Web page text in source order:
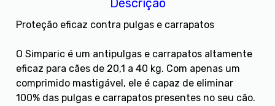
Descrição
Proteção eficaz contra pulgas e carrapatos
O Simparic é um antipulgas e carrapatos altamente
eficaz para cães de 20,1 a 40 kg. Com apenas um
comprimido mastigável, ele é capaz de eliminar
100% das pulgas e carrapatos presentes no seu cão.